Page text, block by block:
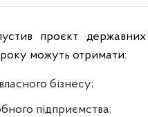
проєкт
року можуть отримати:
бізнесу;
підприємства;